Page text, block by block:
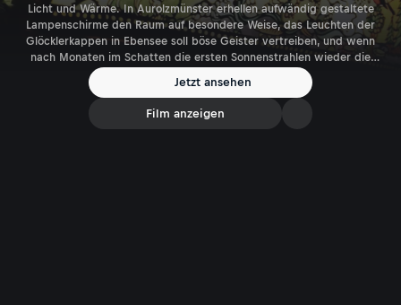
Licht und Wärme. In Aurolzmünster erhellen aufwändig gestaltete
Lampenschirme den Raum auf besondere Weise, das Leuchten der
Glöcklerkappen in Ebensee soll böse Geister vertreiben, und wenn
nach Monaten im Schatten die ersten Sonnenstrahlen wieder die
engen Täler erreichen, feiern die Hallstätter die Rückkehr des Lichts.
Jetzt ansehen
Film anzeigen